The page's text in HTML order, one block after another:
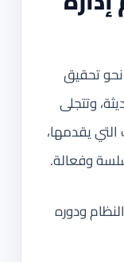
تحقيق
وتتجلى
يقدمها،
وفعالة.
ودوره